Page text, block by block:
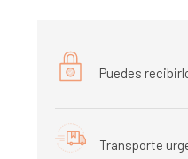
Puedes
Transporte